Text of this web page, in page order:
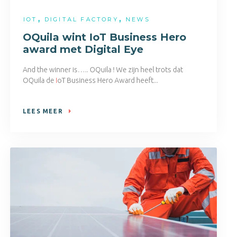
IOT , DIGITAL FACTORY , NEWS
OQuila wint IoT Business Hero
award met Digital Eye
And the winner is….. OQuila ! We zijn heel trots dat
OQuila de IoT Business Hero Award heeft...
LEES MEER